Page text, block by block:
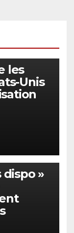
les
Unis
»